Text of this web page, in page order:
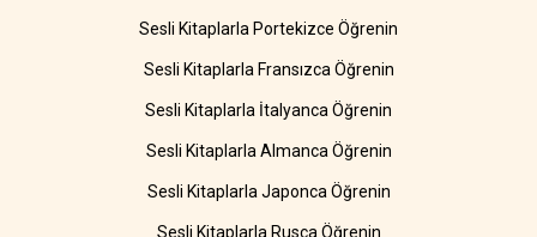
Sesli Kitaplarla Portekizce Öğrenin
Sesli Kitaplarla Fransızca Öğrenin
Sesli Kitaplarla İtalyanca Öğrenin
Sesli Kitaplarla Almanca Öğrenin
Sesli Kitaplarla Japonca Öğrenin
Sesli Kitaplarla Rusça Öğrenin